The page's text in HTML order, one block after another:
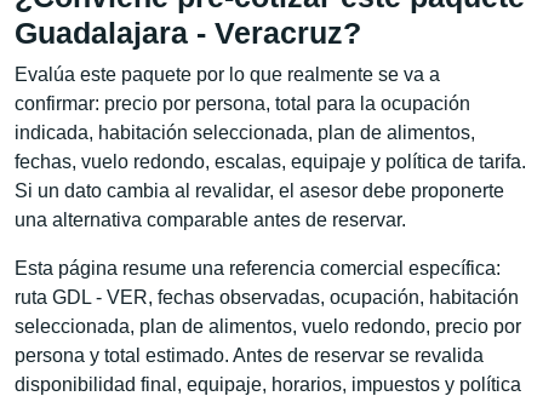
Guadalajara - Veracruz?
Evalúa este paquete por lo que realmente se va a
confirmar: precio por persona, total para la ocupación
indicada, habitación seleccionada, plan de alimentos,
fechas, vuelo redondo, escalas, equipaje y política de tarifa.
Si un dato cambia al revalidar, el asesor debe proponerte
una alternativa comparable antes de reservar.
Esta página resume una referencia comercial específica:
ruta GDL - VER, fechas observadas, ocupación, habitación
seleccionada, plan de alimentos, vuelo redondo, precio por
persona y total estimado. Antes de reservar se revalida
disponibilidad final, equipaje, horarios, impuestos y política